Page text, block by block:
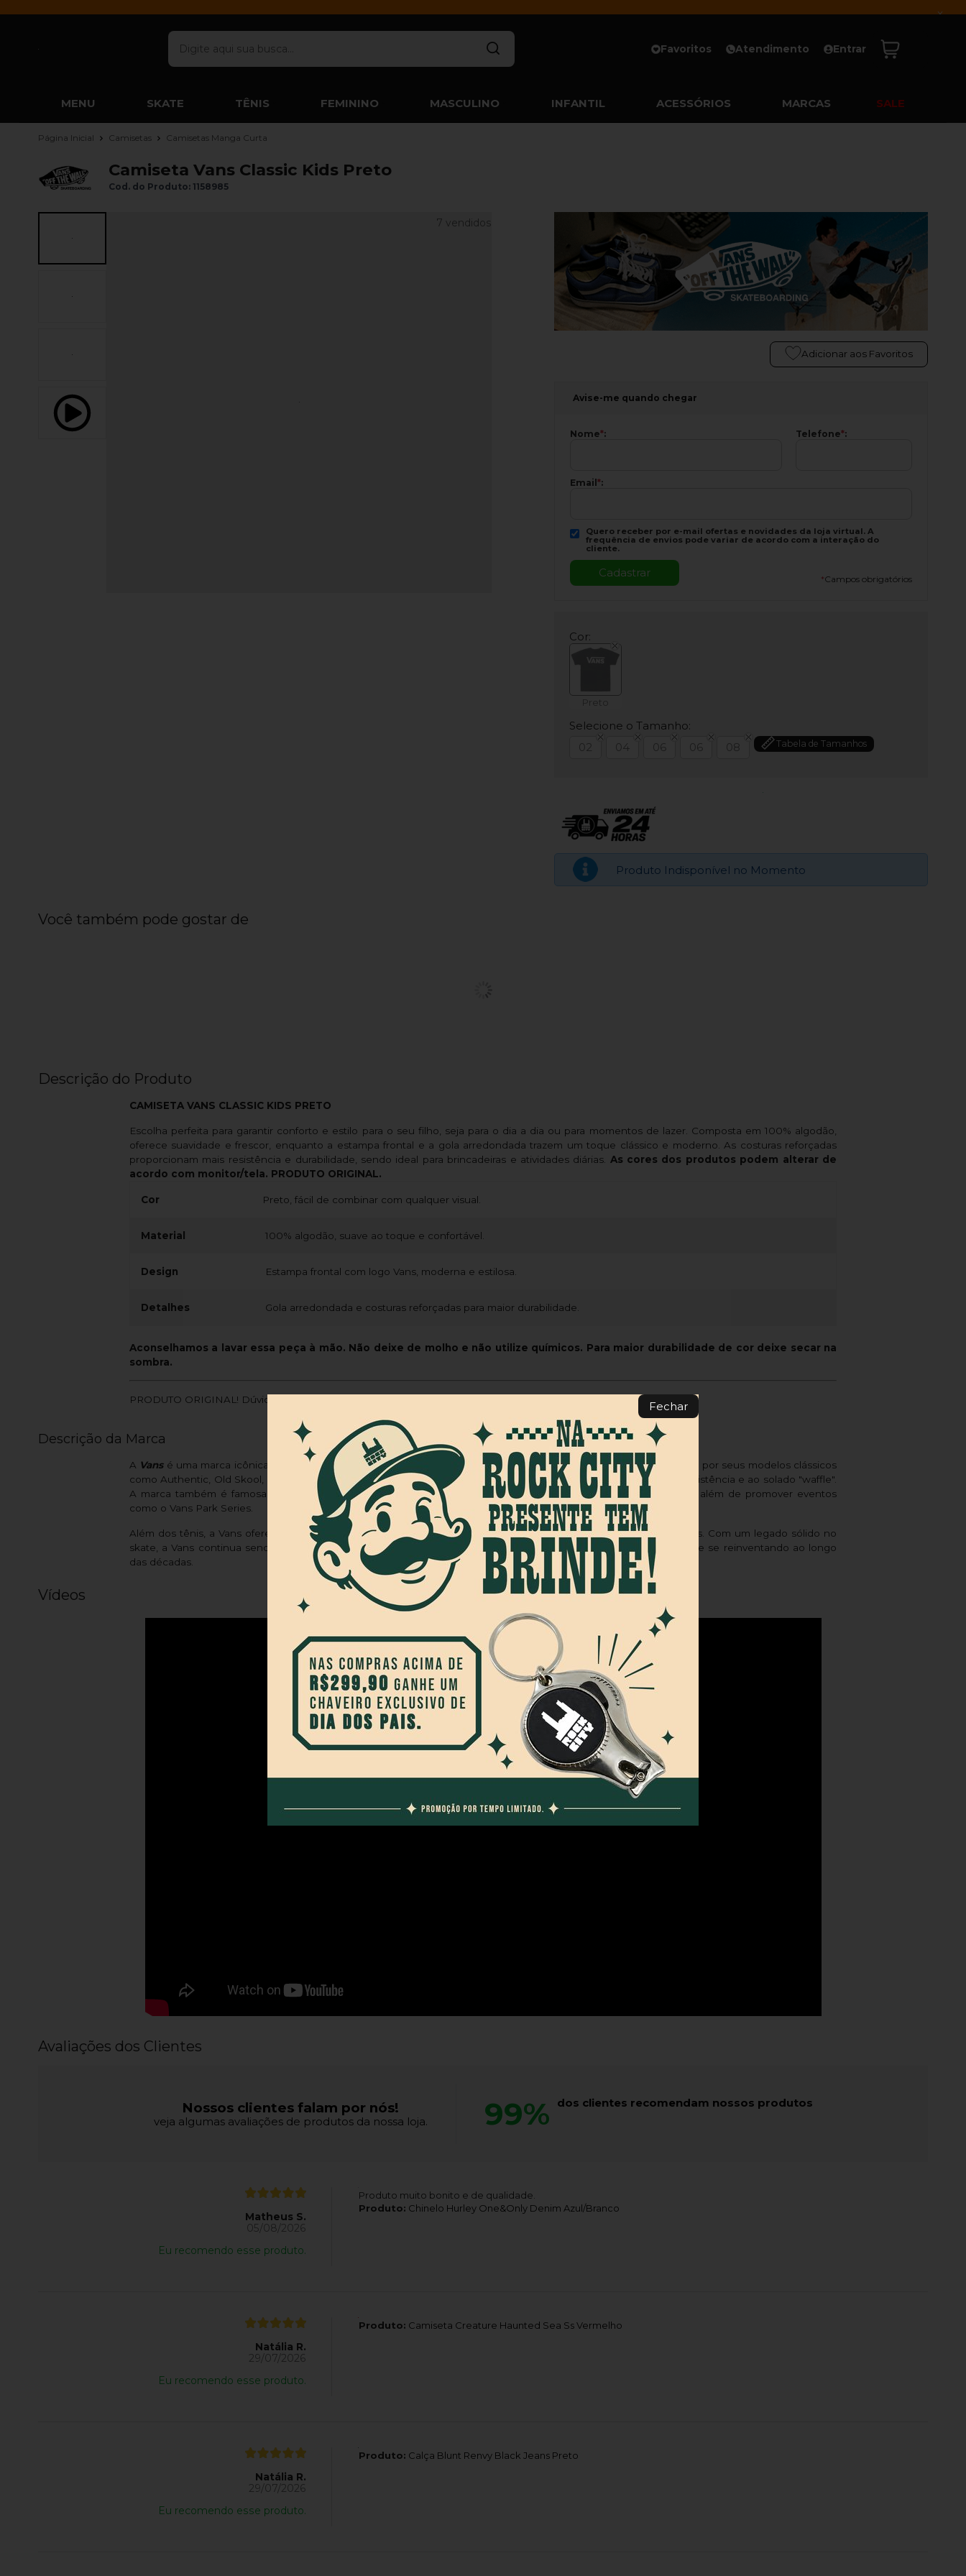
x
Favoritos Atendimento Entrar
MENU SKATE TÊNIS FEMININO MASCULINO INFANTIL ACESSÓRIOS MARCAS SALE
Página Inicial Camisetas Camisetas Manga Curta
Camiseta Vans Classic Kids Preto
Cod. do Produto: 1158985
7 vendidos
Adicionar aos Favoritos
Avise-me quando chegar
Nome*: Telefone*:
Email *:
Quero receber por e-mail ofertas e novidades da loja virtual. A
frequência de envios pode variar de acordo com a interação do
cliente.
*Campos obrigatórios
Cor:
Selecione o Tamanho:
02
04 06 06 08 Tabela de Tamanhos
Produto Indisponível no Momento
Você também pode gostar de
Descrição do Produto
CAMISETA VANS CLASSIC KIDS PRETO
Escolha perfeita para garantir conforto e estilo para o seu filho, seja para o dia a dia ou para momentos de lazer. Composta em 100% algodão,
oferece suavidade e frescor, enquanto a estampa frontal e a gola arredondada trazem um toque clássico e moderno. As costuras reforçadas
proporcionam mais resistência e durabilidade, sendo ideal para brincadeiras e atividades diárias. As cores dos produtos podem alterar de
acordo com monitor/tela. PRODUTO ORIGINAL.
Cor Preto, fácil de combinar com qualquer visual.
Material 100% algodão, suave ao toque e confortável.
Design Estampa frontal com logo Vans, moderna e estilosa.
Detalhes Gola arredondada e costuras reforçadas para maior durabilidade.
Aconselhamos a lavar essa peça à mão. Não deixe de molho e não utilize químicos. Para maior durabilidade de cor deixe secar na
sombra.
PRODUTO ORIGINAL! Dúvidas? Entre em contato via
Descrição da Marca
A Vansé uma marca icônica no universo do skate, fundada em 1966 como Van Doren Rubber Company. Conhecida por seus modelos clássicos
como Authentic, Old Skool, Sk8-Hi, Era e Slip-On, a Vans rapidamente se tornou a favorita dos skatistas devido à resistência e ao solado "waffle".
A marca também é famosa por suas colaborações com skatistas como Geoff Rowley, Tony Alva e Pedro Barros, além de promover eventos
como o Vans Park Series.
Além dos tênis, a Vans oferece uma linha completa de roupas, acessórios e produtos para todos os estilos urbanos. Com um legado sólido no
skate, a Vans continua sendo uma das marcas mais influentes, mantendo sua conexão com a cultura do esporte e se reinventando ao longo
das décadas.
Vídeos
Avaliações dos Clientes
Nossos clientes falam por nós!
veja algumas avaliações de produtos da nossa loja. 99% dos clientes recomendam nossos produtos
Matheus S.
05/08/2026
Eu recomendo esse produto.
Produto muito bonito e de qualidade.
Produto: Chinelo Hurley One&Only Denim Azul/Branco
Natália R.
29/07/2026
Eu recomendo esse produto.
Produto: Camiseta Creature Haunted Sea Ss Vermelho
Natália R.
29/07/2026
Eu recomendo esse produto.
Produto: Calça Blunt Renvy Black Jeans Preto
Fechar